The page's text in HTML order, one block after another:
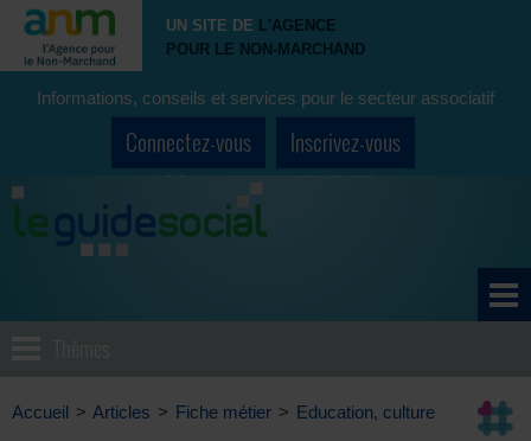
UN SITE DE L'AGENCE
POUR LE NON-MARCHAND
Informations, conseils et services pour le secteur associatif
Connectez-vous Inscrivez-vous
Accueil > Articles > Fiche métier > Education, culture